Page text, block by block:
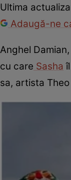
Ultima
Adaugă-ne
Anghel
cu care Sasha
sa, artista Theo